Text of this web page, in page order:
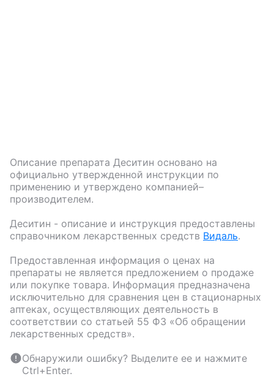
Описание препарата Деситин основано на
официально утвержденной инструкции по
применению и утверждено компанией–
производителем.
Деситин - описание и инструкция предоставлены
справочником лекарственных средств Видаль.
Предоставленная информация о ценах на
препараты не является предложением о продаже
или покупке товара. Информация предназначена
исключительно для сравнения цен в стационарных
аптеках, осуществляющих деятельность в
соответствии со статьей 55 ФЗ «Об обращении
лекарственных средств».
Обнаружили ошибку? Выделите ее и нажмите
Ctrl+Enter.